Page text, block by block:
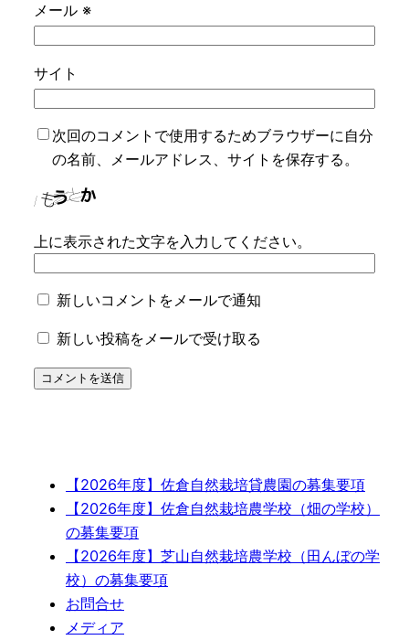
メール ※
サイト
次回のコメントで使用するためブラウザーに自分
の名前、メールアドレス、サイトを保存する。
上に表示された文字を入力してください。
新しいコメントをメールで通知
新しい投稿をメールで受け取る
【2026年度】佐倉自然栽培貸農園の募集要項
【2026年度】佐倉自然栽培農学校（畑の学校）
の募集要項
【2026年度】芝山自然栽培農学校（田んぼの学
校）の募集要項
お問合せ
メディア